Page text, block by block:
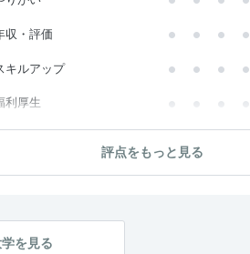
評点をもっと見る
収・評価
キルアップ
利厚生
員・管理職
風・文化
を見る